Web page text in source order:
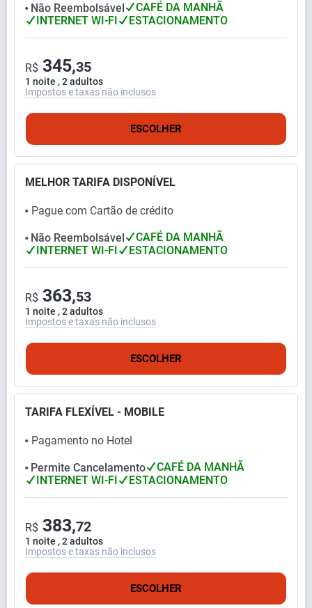
⬤ Não Reembolsável
CAFÉ DA MANHÃ
INTERNET WI-FI
ESTACIONAMENTO
1 noite , 2 adultos
R$ 345,35
Impostos e taxas não inclusos
ESCOLHER
MELHOR TARIFA DISPONÍVEL
⬤ Pague com Cartão de crédito
⬤ Não Reembolsável
CAFÉ DA MANHÃ
INTERNET WI-FI
ESTACIONAMENTO
1 noite , 2 adultos
R$ 363,53
Impostos e taxas não inclusos
ESCOLHER
TARIFA FLEXÍVEL - MOBILE
⬤ Pagamento no Hotel
⬤ Permite Cancelamento
CAFÉ DA MANHÃ
INTERNET WI-FI
ESTACIONAMENTO
1 noite , 2 adultos
R$ 383,72
Impostos e taxas não inclusos
ESCOLHER